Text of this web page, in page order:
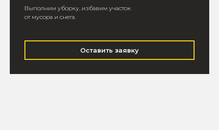
Выполним уборку, избавим участок
от мусора и снега.
Оставить заявку